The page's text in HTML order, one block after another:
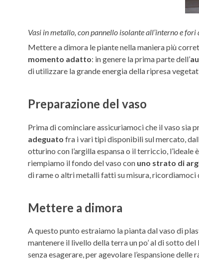
Vasi in metallo, con pannello isolante all’interno e fori
Mettere a dimora le piante nella maniera più
momento adatto: in genere la prima parte dell’
di utilizzare la grande energia della ripresa
Preparazione del vaso
Prima di cominciare assicuriamoci che il vaso sia
adeguato fra i vari tipi disponibili sul mercato,
otturino con l’argilla espansa o il terriccio,
riempiamo il fondo del vaso con uno strato di
di rame o altri metalli fatti su misura,
Mettere a dimora
A questo punto estraiamo la pianta dal vaso di
mantenere il livello della terra un po’ al di sotto
senza esagerare, per agevolare l’espansione